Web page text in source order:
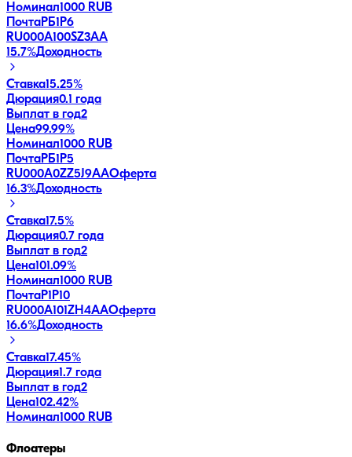
Номинал1000 RUB
ПочтаРБ1P6
RU000A100SZ3AA
15.7%Доходность
Ставка15.25%
Дюрация0.1 года
Выплат в год2
Цена99.99%
Номинал1000 RUB
ПочтаРБ1P5
RU000A0ZZ5J9AAОферта
16.3%Доходность
Ставка17.5%
Дюрация0.7 года
Выплат в год2
Цена101.09%
Номинал1000 RUB
ПочтаР1P10
RU000A101ZH4AAОферта
16.6%Доходность
Ставка17.45%
Дюрация1.7 года
Выплат в год2
Цена102.42%
Номинал1000 RUB
Флоатеры